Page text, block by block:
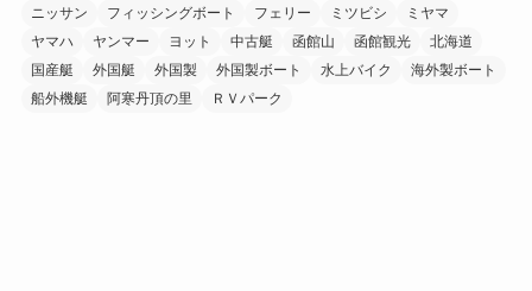
ニッサン
フィッシングボート フェリー ミツビシ
ミヤマ
ヤマハ
ヤンマー ヨット 中古艇 函館山 函館観光
北海道
国産艇
外国艇 外国製 外国製ボート 水上バイク
海外製ボート
船外機艇
阿寒丹頂の里 ＲＶパーク